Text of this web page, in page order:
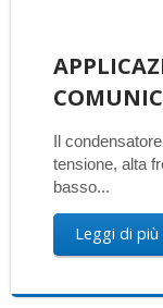
Il
tensione, alta
basso...
Leggi di più